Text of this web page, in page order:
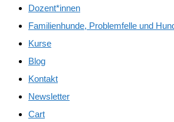
Dozent*innen
Familienhunde, Problemfelle und
Kurse
Blog
Kontakt
Newsletter
Cart